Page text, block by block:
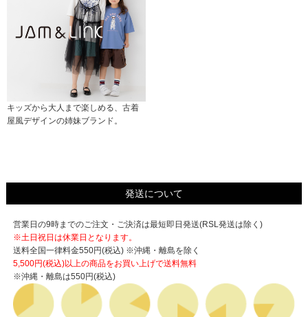
キッズから大人まで楽しめる、古着
屋風デザインの姉妹ブランド。
発送について
営業日の9時までのご注文・ご決済は最短即日発送(RSL発送は除く)
※土日祝日は休業日となります。
送料全国一律料金550円(税込) ※沖縄・離島を除く
5,500円(税込)以上の商品をお買い上げで送料無料
※沖縄・離島は550円(税込)